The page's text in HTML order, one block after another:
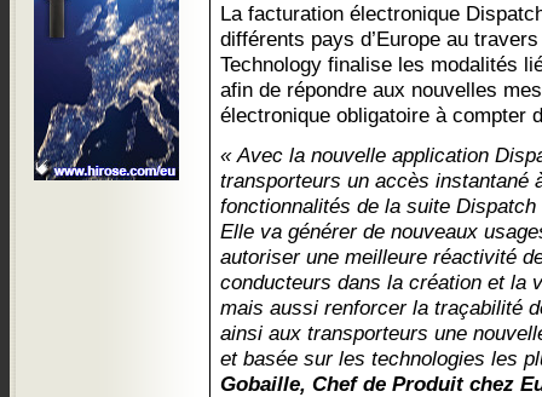
La facturation électronique
différents pays d’Europe au
Technology finalise les modalités
afin de répondre aux nouvelles
électronique obligatoire à compter
« Avec la nouvelle application
transporteurs un accès instantané
fonctionnalités de la suite
Elle va générer de nouveaux
autoriser une meilleure réactivité
conducteurs dans la création et la
mais aussi renforcer la traçabilité
ainsi aux transporteurs une
et basée sur les technologies les
Gobaille, Chef de Produit chez